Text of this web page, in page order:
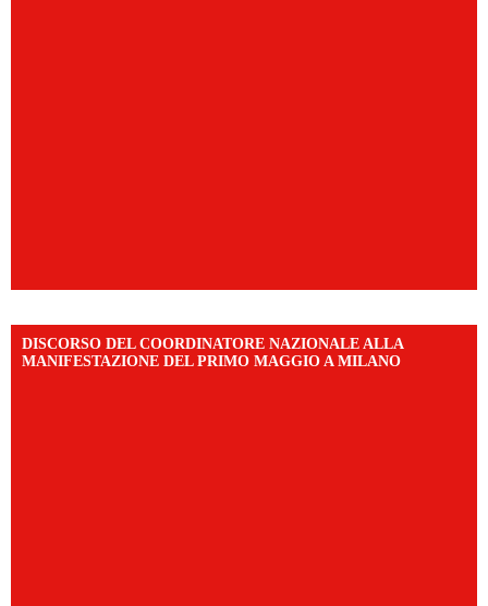
DISCORSO DEL COORDINATORE NAZIONALE ALLA
MANIFESTAZIONE DEL PRIMO MAGGIO A MILANO